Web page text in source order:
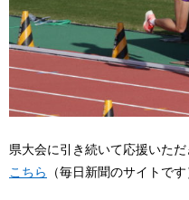
県大会に引き続いて応援いた
こちら
（毎日新聞のサイトで